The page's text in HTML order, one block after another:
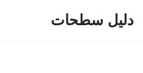
دليل سطحات